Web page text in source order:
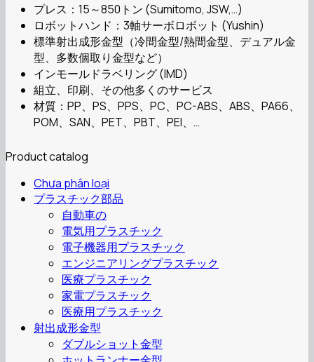
プレス：15～850トン (Sumitomo, JSW,…)
ロボットハンド：3軸サーボロボット (Yushin)
標準射出成形金型（冷間金型/熱間金型、デュアル金
型、多数個取り金型など）
インモールドラベリング (IMD)
組立、印刷、その他多くのサービス
材質：PP、PS、PPS、PC、PC-ABS、ABS、PA66、
POM、SAN、PET、PBT、PEI、…
Product catalog
Chưa phân loại
プラスチック部品
自動車の
電気用プラスチック
電子機器用プラスチック
エンジニアリングプラスチック
医療プラスチック
家電プラスチック
医療用プラスチック
射出成形金型
ダブルショット金型